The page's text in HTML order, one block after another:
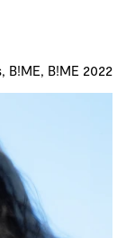
B!ME, B!ME 2022